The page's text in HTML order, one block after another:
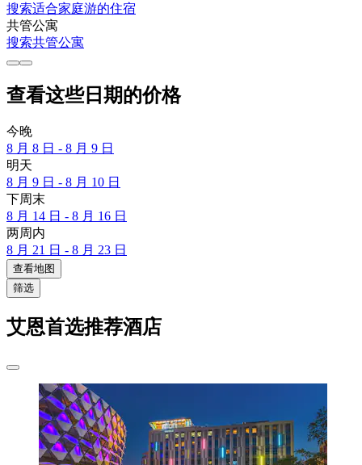
搜索适合家庭游的住宿
共管公寓
搜索共管公寓
查看这些日期的价格
今晚
8 月 8 日 - 8 月 9 日
明天
8 月 9 日 - 8 月 10 日
下周末
8 月 14 日 - 8 月 16 日
两周内
8 月 21 日 - 8 月 23 日
查看地图
筛选
艾恩首选推荐酒店